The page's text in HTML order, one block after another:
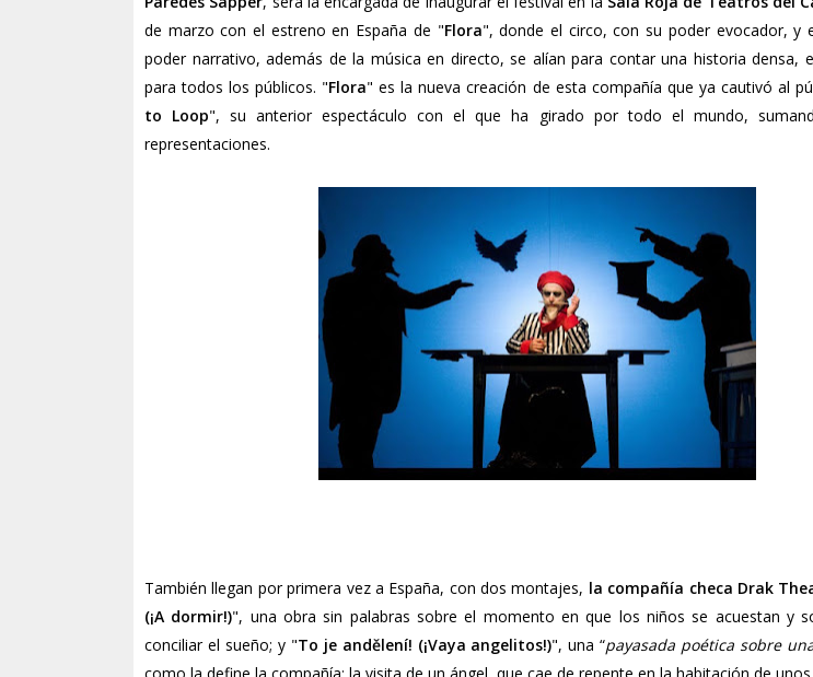
de marzo con el estreno en España de "Flora", donde el circo, con su poder evocador, y
poder narrativo, además de la música en directo, se alían para contar una historia densa,
para todos los públicos. "Flora" es la nueva creación de esta compañía que ya cautivó al
to Loop", su anterior espectáculo con el que ha girado por todo el mundo,
representaciones.
También llegan por primera vez a España, con dos montajes, la compañía checa Drak
(¡A dormir!)", una obra sin palabras sobre el momento en que los niños se acuestan y
conciliar el sueño; y "To je andělení! (¡Vaya angelitos!)", una “payasada poética sobre